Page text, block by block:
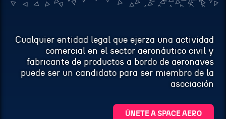
Cualquier entidad legal que ejerza una actividad
comercial en el sector aeronáutico civil y
fabricante de productos a bordo de aeronaves
puede ser un candidato para ser miembro de la
asociación
ÚNETE A SPACE AERO